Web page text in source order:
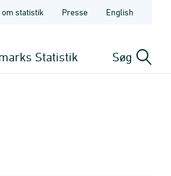
om statistik Presse English
Statistik Søg